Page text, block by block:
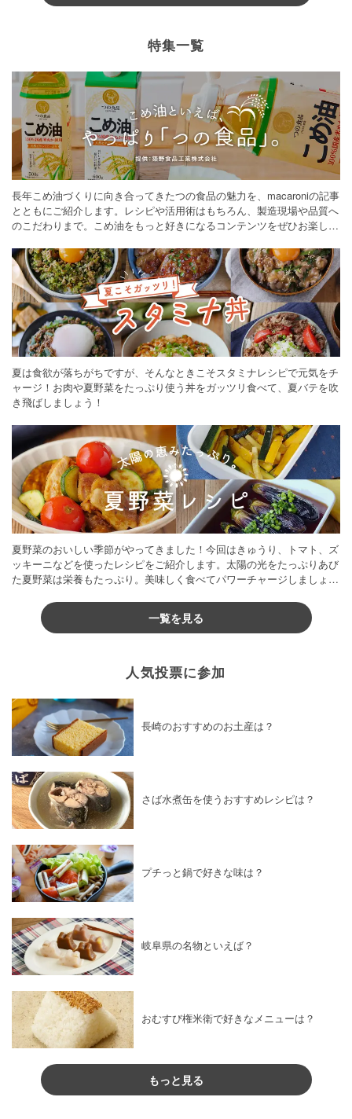
特集一覧
長年こめ油づくりに向き合ってきたつの食品の魅力を、macaroniの記事
とともにご紹介します。レシピや活用術はもちろん、製造現場や品質へ
のこだわりまで。こめ油をもっと好きになるコンテンツをぜひお楽しみ
夏は食欲が落ちがちですが、そんなときこそスタミナレシピで元気をチ
ャージ！お肉や夏野菜をたっぷり使う丼をガッツリ食べて、夏バテを吹
き飛ばしましょう！
夏野菜のおいしい季節がやってきました！今回はきゅうり、トマト、ズ
ッキーニなどを使ったレシピをご紹介します。太陽の光をたっぷりあび
た夏野菜は栄養もたっぷり。美味しく食べてパワーチャージしましょう
一覧を見る
人気投票に参加
長崎のおすすめのお土産は？
さば水煮缶を使うおすすめレシピは？
プチっと鍋で好きな味は？
岐阜県の名物といえば？
おむすび権米衛で好きなメニューは？
もっと見る